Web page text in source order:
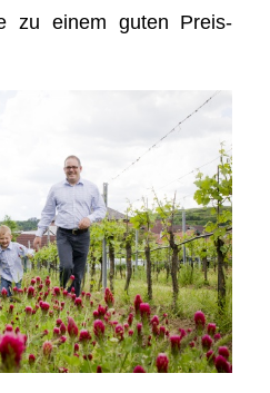
zu einem guten Preis-